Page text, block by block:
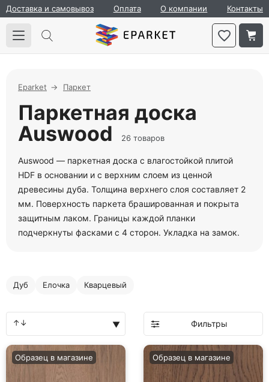
Доставка и самовывоз Оплата О компании Контакты
Eparket Паркет
Паркетная доска
Auswood
26 товаров
Auswood — паркетная доска с влагостойкой плитой
HDF в основании и с верхним слоем из ценной
древесины дуба. Толщина верхнего слоя составляет 2
мм. Поверхность паркета брашированная и покрыта
защитным лаком. Границы каждой планки
подчеркнуты фасками с 4 сторон. Укладка на замок.
Дуб Елочка Кварцевый
Фильтры
Образец в магазине Образец в магазине